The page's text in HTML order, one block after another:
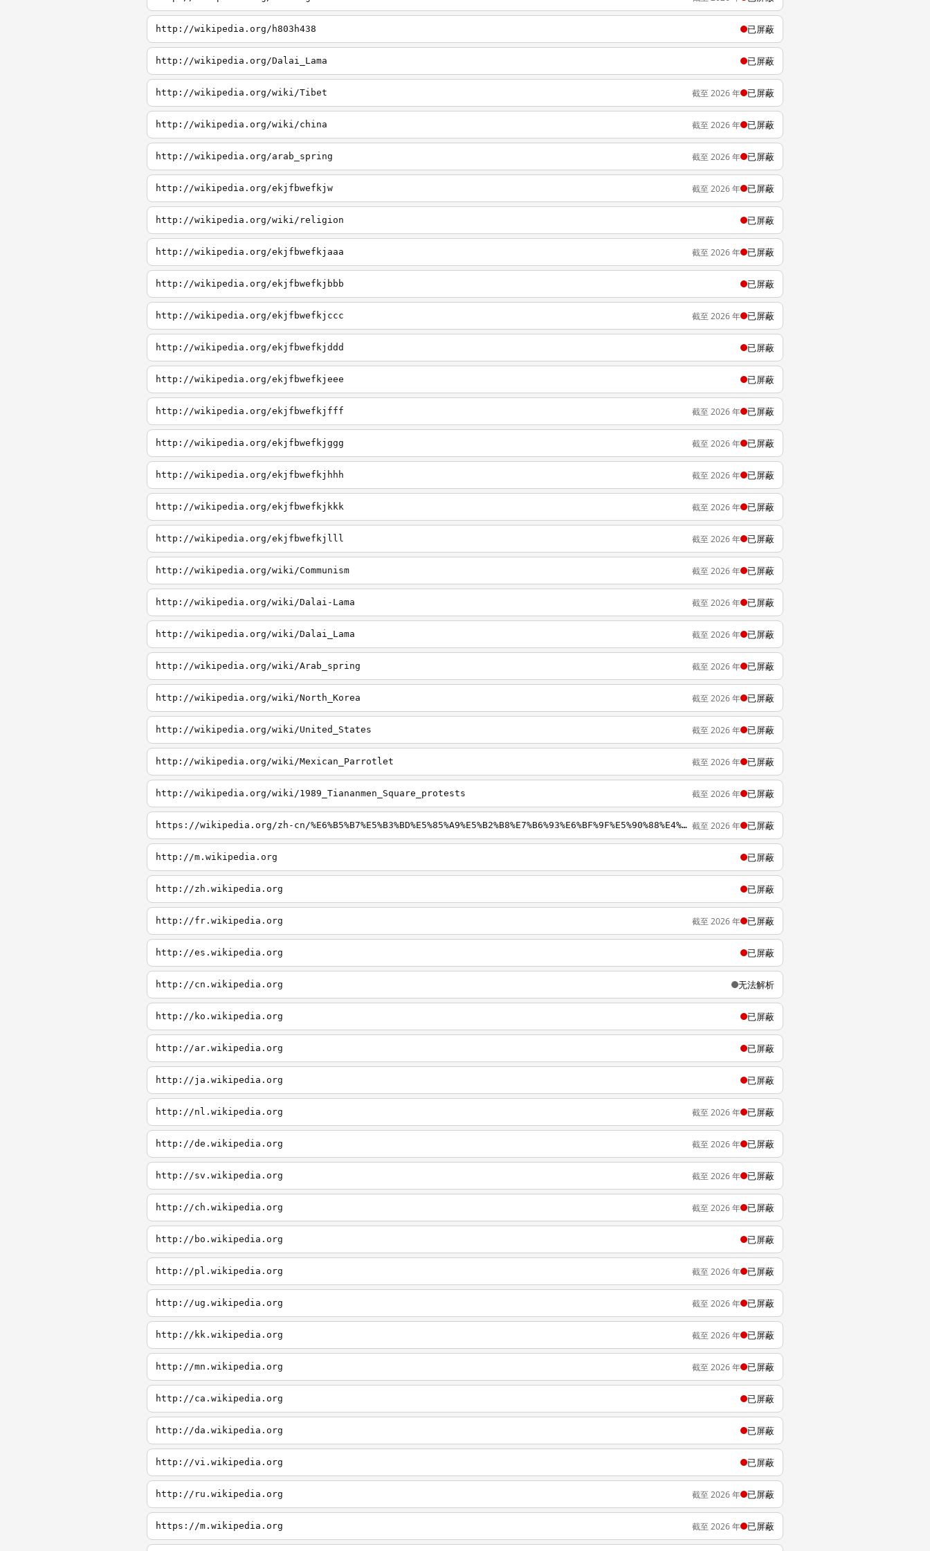
http://wikipedia.org/h803h438 已屏蔽
http://wikipedia.org/Dalai_Lama 已屏蔽
http://wikipedia.org/wiki/Tibet 截至 2026 年 已屏蔽
http://wikipedia.org/wiki/china 截至 2026 年 已屏蔽
http://wikipedia.org/arab_spring 截至 2026 年 已屏蔽
http://wikipedia.org/ekjfbwefkjw 截至 2026 年 已屏蔽
http://wikipedia.org/wiki/religion 已屏蔽
http://wikipedia.org/ekjfbwefkjaaa 截至 2026 年 已屏蔽
http://wikipedia.org/ekjfbwefkjbbb 已屏蔽
http://wikipedia.org/ekjfbwefkjccc 截至 2026 年 已屏蔽
http://wikipedia.org/ekjfbwefkjddd 已屏蔽
http://wikipedia.org/ekjfbwefkjeee 已屏蔽
http://wikipedia.org/ekjfbwefkjfff 截至 2026 年 已屏蔽
http://wikipedia.org/ekjfbwefkjggg 截至 2026 年 已屏蔽
http://wikipedia.org/ekjfbwefkjhhh 截至 2026 年 已屏蔽
http://wikipedia.org/ekjfbwefkjkkk 截至 2026 年 已屏蔽
http://wikipedia.org/ekjfbwefkjlll 截至 2026 年 已屏蔽
http://wikipedia.org/wiki/Communism 截至 2026 年 已屏蔽
http://wikipedia.org/wiki/Dalai-Lama 截至 2026 年 已屏蔽
http://wikipedia.org/wiki/Dalai_Lama 截至 2026 年 已屏蔽
http://wikipedia.org/wiki/Arab_spring 截至 2026 年 已屏蔽
http://wikipedia.org/wiki/North_Korea 截至 2026 年 已屏蔽
http://wikipedia.org/wiki/United_States 截至 2026 年 已屏蔽
http://wikipedia.org/wiki/Mexican_Parrotlet 截至 2026 年 已屏蔽
http://wikipedia.org/wiki/1989_Tiananmen_Square_protests 截至 2026 年 已屏蔽
https://wikipedia.org/zh-cn/%E6%B5%B7%E5%B3%BD%E5%85%A9%E5%B2%B8%E7%B6%93%E6%BF%9F%E5%90%88%E4%BD%9C%E6%9E%B6%E6%A7%8B%E5%8D%94%E8%AD%B0 截至 2026 年 已屏蔽
http://m.wikipedia.org 已屏蔽
http://zh.wikipedia.org 已屏蔽
http://fr.wikipedia.org 截至 2026 年 已屏蔽
http://es.wikipedia.org 已屏蔽
http://cn.wikipedia.org 无法解析
http://ko.wikipedia.org 已屏蔽
http://ar.wikipedia.org 已屏蔽
http://ja.wikipedia.org 已屏蔽
http://nl.wikipedia.org 截至 2026 年 已屏蔽
http://de.wikipedia.org 截至 2026 年 已屏蔽
http://sv.wikipedia.org 截至 2026 年 已屏蔽
http://ch.wikipedia.org 截至 2026 年 已屏蔽
http://bo.wikipedia.org 已屏蔽
http://pl.wikipedia.org 截至 2026 年 已屏蔽
http://ug.wikipedia.org 截至 2026 年 已屏蔽
http://kk.wikipedia.org 截至 2026 年 已屏蔽
http://mn.wikipedia.org 截至 2026 年 已屏蔽
http://ca.wikipedia.org 已屏蔽
http://da.wikipedia.org 已屏蔽
http://vi.wikipedia.org 已屏蔽
http://ru.wikipedia.org 截至 2026 年 已屏蔽
https://m.wikipedia.org 截至 2026 年 已屏蔽